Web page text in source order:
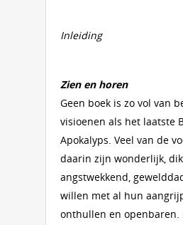
Inleiding
Zien en horen
Geen boek is zo vol van
visioenen als het laatste
Apokalyps. Veel van de
daarin zijn wonderlijk,
angstwekkend,
willen met al hun
onthullen en openbaren.